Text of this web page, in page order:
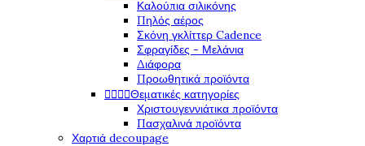
Καλούπια σιλικόνης
Πηλός αέρος
Σκόνη γκλίττερ Cadence
Σφραγίδες - Μελάνια
Διάφορα
Προωθητικά προϊόντα
Θεματικές κατηγορίες
Χριστουγεννιάτικα προϊόντα
Πασχαλινά προϊόντα
Χαρτιά decoupage